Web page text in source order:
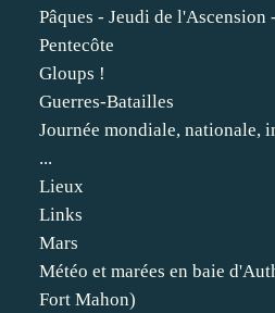
Pâques - Jeudi de l'Ascension
Pentecôte
Gloups !
Guerres-Batailles
Journée mondiale, nationale,
...
Lieux
Links
Mars
Météo et marées en baie
Fort Mahon)